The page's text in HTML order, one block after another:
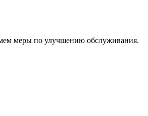
меры по улучшению обслуживания.